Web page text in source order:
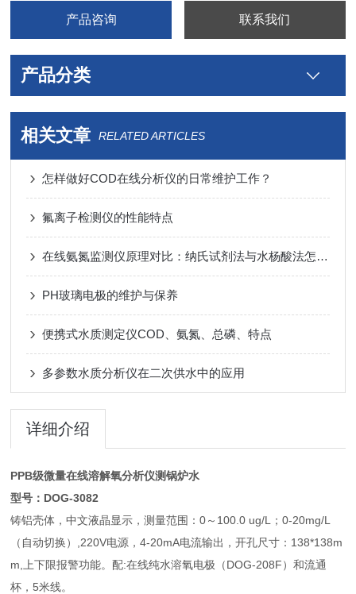
产品咨询 联系我们
产品分类
相关文章 RELATED ARTICLES
怎样做好COD在线分析仪的日常维护工作？
氟离子检测仪的性能特点
在线氨氮监测仪原理对比：纳氏试剂法与水杨酸法怎么选？
PH玻璃电极的维护与保养
便携式水质测定仪COD、氨氮、总磷、特点
多参数水质分析仪在二次供水中的应用
详细介绍
PPB级微量在线溶解氧分析仪测锅炉水
型号：DOG-3082
铸铝壳体，中文液晶显示，测量范围：0～100.0 ug/L；0-20mg/L
（自动切换）,220V电源，4-20mA电流输出，开孔尺寸：138*138m
m,上下限报警功能。配:在线纯水溶氧电极（DOG-208F）和流通
杯，5米线。